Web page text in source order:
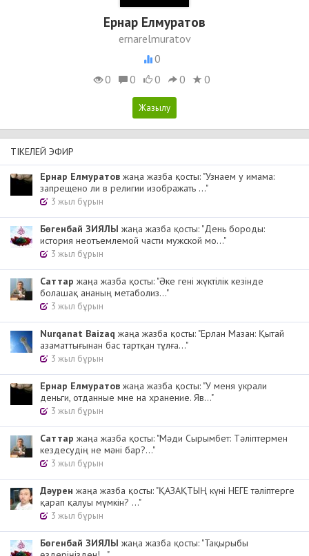
Ернар Елмуратов
ernarelmuratov
0
0
0 0 0 0
ТІКЕЛЕЙ ЭФИР
Ернар Елмуратов жаңа жазба қосты: "Узнаем у имама:
запрещено ли в религии изображать ..."
3 жыл бұрын
Бөгенбай ЗИЯЛЫ жаңа жазба қосты: "День бороды:
история неотъемлемой части мужской мо..."
3 жыл бұрын
Cаттар жаңа жазба қосты: "Әке гені жүктілік кезінде
болашақ ананың метаболиз..."
3 жыл бұрын
Nurqanat Baizaq жаңа жазба қосты: "Ерлан Мазан: Қытай
азаматтығынан бас тартқан тұлға..."
3 жыл бұрын
Ернар Елмуратов жаңа жазба қосты: "У меня украли
деньги, отданные мне на хранение. Яв..."
3 жыл бұрын
Cаттар жаңа жазба қосты: "Мәди Сырымбет: Тәліптермен
кездесудің не мәні бар?..."
3 жыл бұрын
Дәурен жаңа жазба қосты: "ҚАЗАҚТЫҢ күні НЕГЕ тәліптерге
қарап қалуы мүмкін? ..."
3 жыл бұрын
Бөгенбай ЗИЯЛЫ жаңа жазба қосты: "Тақырыбы